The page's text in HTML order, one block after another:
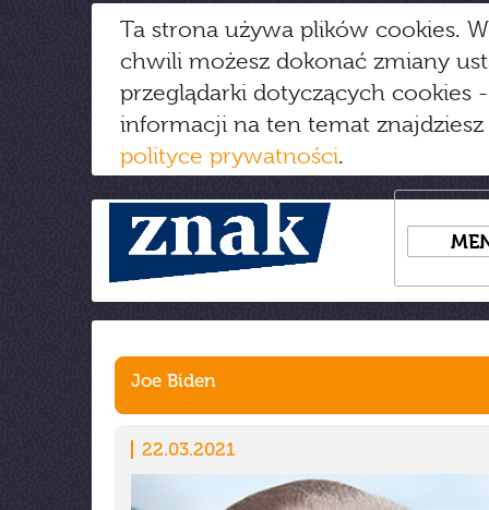
Ta strona używa plików cookies.
chwili możesz dokonać zmiany
przeglądarki dotyczących cookies
informacji na ten temat
polityce prywatności.
Joe Biden
22.03.2021